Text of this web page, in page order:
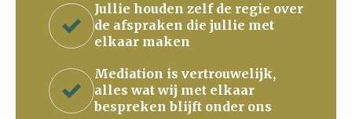
Jullie houden zelf de regie over
de afspraken die jullie met
elkaar maken
Mediation is vertrouwelijk,
alles wat wij met elkaar
bespreken blijft onder ons